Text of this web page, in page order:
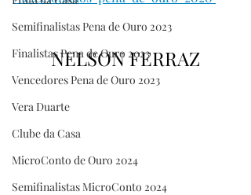
Semifinalistas Pena de Ouro 2023
Finalistas Pena de Ouro 2023
Vencedores Pena de Ouro 2023
Vera Duarte
Clube da Casa
MicroConto de Ouro 2024
Semifinalistas MicroConto 2024
NELSON FERRAZ